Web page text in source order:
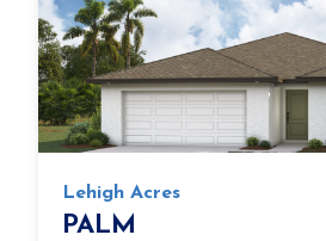
Lehigh Acres
PALM